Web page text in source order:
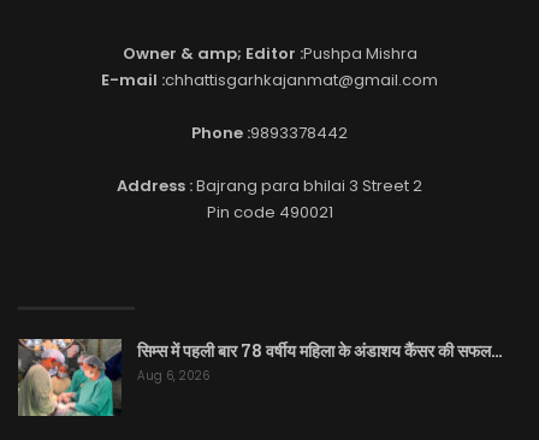
Owner & amp; Editor :Pushpa Mishra
E-mail :chhattisgarhkajanmat@gmail.com
Phone :9893378442
Address :Bajrang para bhilai 3 Street 2
Pin code 490021
सिम्स में पहली बार 78 वर्षीय महिला के अंडाशय कैंसर की सफल…
Aug 6, 2026